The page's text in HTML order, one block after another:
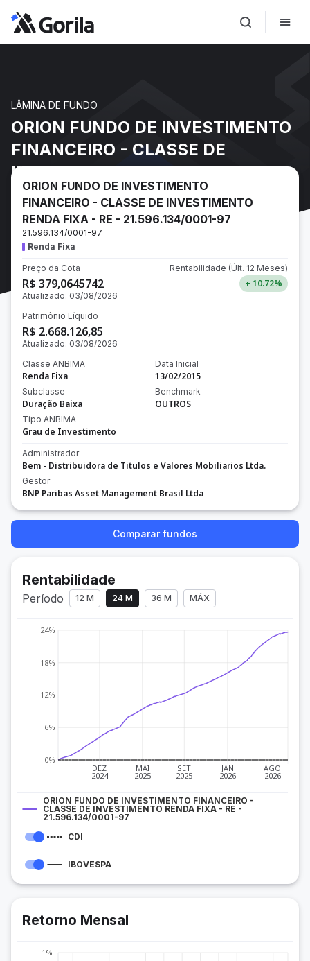
LÂMINA DE FUNDO
ORION FUNDO DE INVESTIMENTO
FINANCEIRO - CLASSE DE
INVESTIMENTO RENDA FIXA - RE -
21.596.134/0001-97
ORION FUNDO DE INVESTIMENTO
FINANCEIRO - CLASSE DE INVESTIMENTO
RENDA FIXA - RE - 21.596.134/0001-97
21.596.134/0001-97
Renda Fixa
Preço da Cota
R$ 379,0645742
Atualizado: 03/08/2026
Rentabilidade (Últ. 12 Meses)
+ 10.72%
Patrimônio Líquido
R$ 2.668.126,85
Atualizado: 03/08/2026
Classe ANBIMA
Renda Fixa
Subclasse
Duração Baixa
Tipo ANBIMA
Grau de Investimento
Data Inicial
13/02/2015
Benchmark
OUTROS
Administrador
Bem - Distribuidora de Titulos e Valores Mobiliarios Ltda.
Gestor
BNP Paribas Asset Management Brasil Ltda
Comparar fundos
Rentabilidade
Período 12 M 24 M 36 M MÁX
DEZ
2024
MAI
2025
SET
2025
JAN
2026
AGO
2026
0%
6%
12%
18%
24%
ORION FUNDO DE INVESTIMENTO FINANCEIRO -
CLASSE DE INVESTIMENTO RENDA FIXA - RE -
21.596.134/0001-97
CDI
IBOVESPA
Retorno Mensal
1%